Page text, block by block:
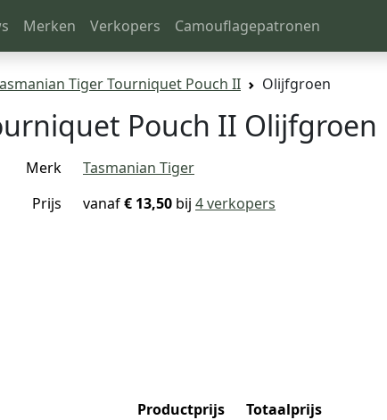
Merken Verkopers Camouflagepatronen
Tiger Tourniquet Pouch II Olijfgroen
Pouch II Olijfgroen
Merk
Tasmanian Tiger
Prijs
vanaf€ 13,50 bij 4 verkopers
Productprijs
Totaalprijs